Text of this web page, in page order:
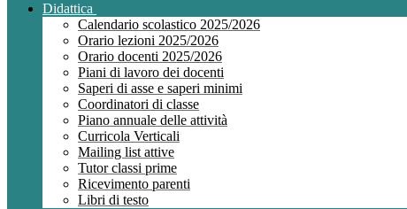
Didattica
Calendario scolastico 2025/2026
Orario lezioni 2025/2026
Orario docenti 2025/2026
Piani di lavoro dei docenti
Saperi di asse e saperi minimi
Coordinatori di classe
Piano annuale delle attività
Curricola Verticali
Mailing list attive
Tutor classi prime
Ricevimento parenti
Libri di testo